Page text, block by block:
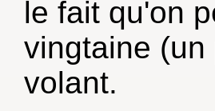
le fait qu'on
vingtaine
volant.